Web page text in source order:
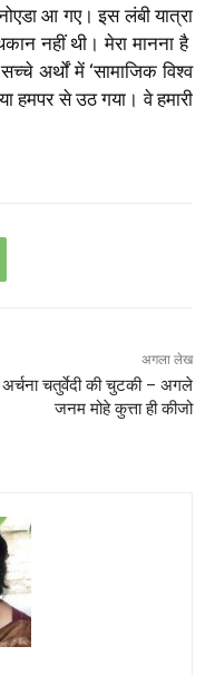
आ गए। इस लंबी यात्रा
नहीं थी। मेरा मानना है
अर्थों में ‘सामाजिक विश्व
हमपर से उठ गया। वे हमारी
अगला लेख
अर्चना चतुर्वेदी की चुटकी – अगले
जनम मोहे कुत्ता ही कीजो